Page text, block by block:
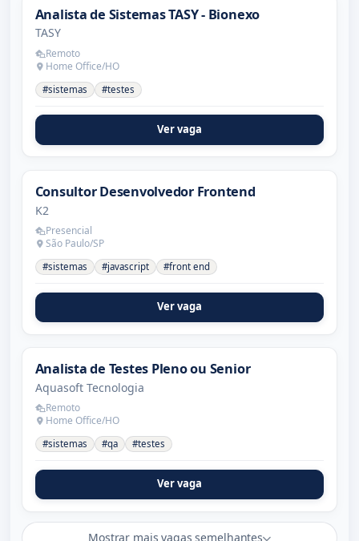
Analista de Sistemas TASY - Bionexo
TASY
Remoto
Home Office/HO
#sistemas #testes
Ver vaga
Consultor Desenvolvedor Frontend
K2
Presencial
São Paulo/SP
#sistemas #javascript #front end
Ver vaga
Analista de Testes Pleno ou Senior
Aquasoft Tecnologia
Remoto
Home Office/HO
#sistemas #qa #testes
Ver vaga
Mostrar mais vagas semelhantes